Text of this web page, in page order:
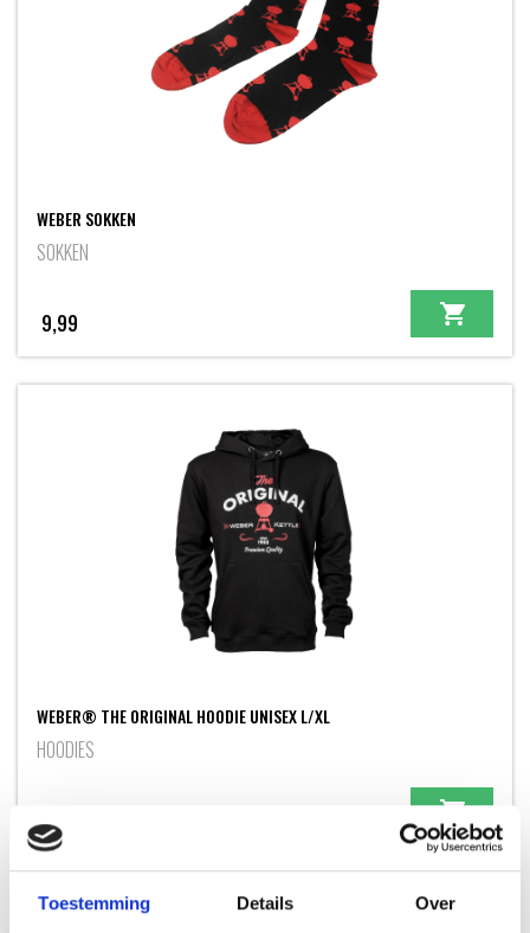
Toestemming Details Over
WEBER SOKKEN
SOKKEN
9,99
WEBER® THE ORIGINAL HOODIE UNISEX L/XL
HOODIES
49,99